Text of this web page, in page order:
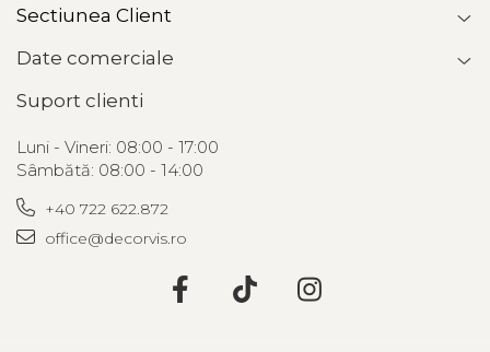
Sectiunea Client
Date comerciale
Suport clienti
Luni - Vineri: 08:00 - 17:00
Sâmbătă: 08:00 - 14:00
+40 722 622.872
office@decorvis.ro